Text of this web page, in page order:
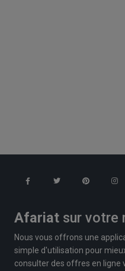
Afariat sur votre
Nous vous offrons une
simple d'utilisation pour
consulter des offres en ligne